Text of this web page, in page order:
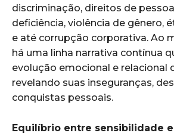
discriminação, direitos de
deficiência, violência de gênero,
e até corrupção corporativa. Ao
há uma linha narrativa contínua
evolução emocional e relacional
revelando suas inseguranças,
conquistas pessoais.
Equilíbrio entre sensibilidade